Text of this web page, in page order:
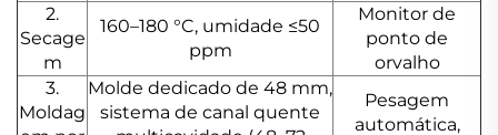
2.
Secage
m
160–180 °C, umidade ≤50
ppm
Monitor de
ponto de
orvalho
3.
Moldag
Molde dedicado de 48 mm,
sistema de canal quente
Pesagem
automática,